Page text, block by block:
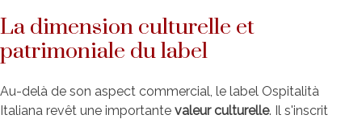
La dimension culturelle et
patrimoniale du label
Au-delà de son aspect commercial, le label Ospitalità
Italiana revêt une importante valeur culturelle. Il s'inscrit